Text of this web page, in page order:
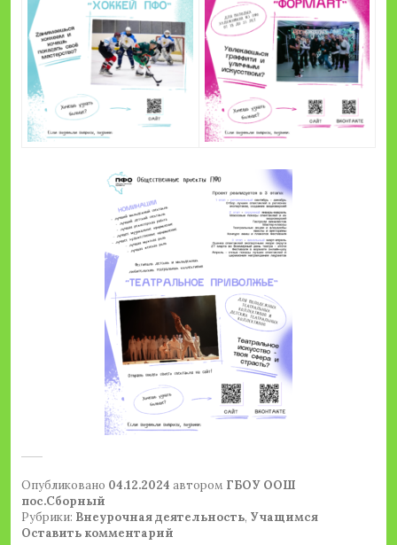
Опубликовано 04.12.2024 автором ГБОУ ООШ
пос.Сборный
Рубрики: Внеурочная деятельность, Учащимся
Оставить комментарий